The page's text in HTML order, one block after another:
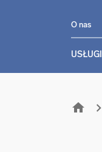
O nas
USŁUGI
home chevron_right